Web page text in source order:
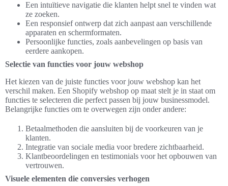
Een intuïtieve navigatie die klanten helpt snel te vinden wat
ze zoeken.
Een responsief ontwerp dat zich aanpast aan verschillende
apparaten en schermformaten.
Persoonlijke functies, zoals aanbevelingen op basis van
eerdere aankopen.
Selectie van functies voor jouw webshop
Het kiezen van de juiste functies voor jouw webshop kan het
verschil maken. Een Shopify webshop op maat stelt je in staat om
functies te selecteren die perfect passen bij jouw businessmodel.
Belangrijke functies om te overwegen zijn onder andere:
Betaalmethoden die aansluiten bij de voorkeuren van je
klanten.
Integratie van sociale media voor bredere zichtbaarheid.
Klantbeoordelingen en testimonials voor het opbouwen van
vertrouwen.
Visuele elementen die conversies verhogen